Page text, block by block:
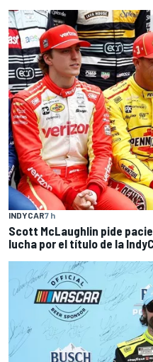
INDYCAR7 h
Scott McLaughlin pide
lucha por el título de la